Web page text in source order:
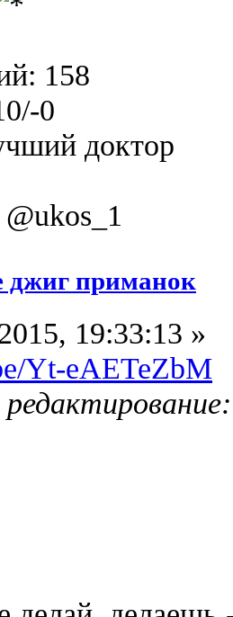
158
0
доктор
джиг приманок
19:33:13 »
Yt-eAETeZbM